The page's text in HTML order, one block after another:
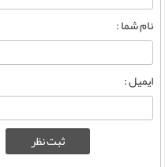
نام شما :
ایمیل :